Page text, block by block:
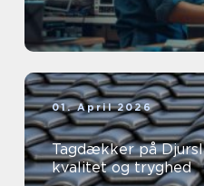
01. April 2026
Tagdækker på
kvalitet og tryghed